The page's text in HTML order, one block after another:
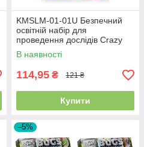
KMSLM-01-01U Безпечний
освітній набір для
проведення дослідів Crazy
Slime
В наявності
114,95 ₴ 121 ₴
Купити
–5%